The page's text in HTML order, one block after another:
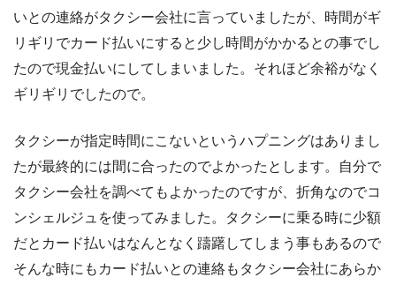
いとの連絡がタクシー会社に言っていましたが、時間がギ
リギリでカード払いにすると少し時間がかかるとの事でし
たので現金払いにしてしまいました。それほど余裕がなく
ギリギリでしたので。
タクシーが指定時間にこないというハプニングはありまし
たが最終的には間に合ったのでよかったとします。自分で
タクシー会社を調べてもよかったのですが、折角なのでコ
ンシェルジュを使ってみました。タクシーに乗る時に少額
だとカード払いはなんとなく躊躇してしまう事もあるので
そんな時にもカード払いとの連絡もタクシー会社にあらか